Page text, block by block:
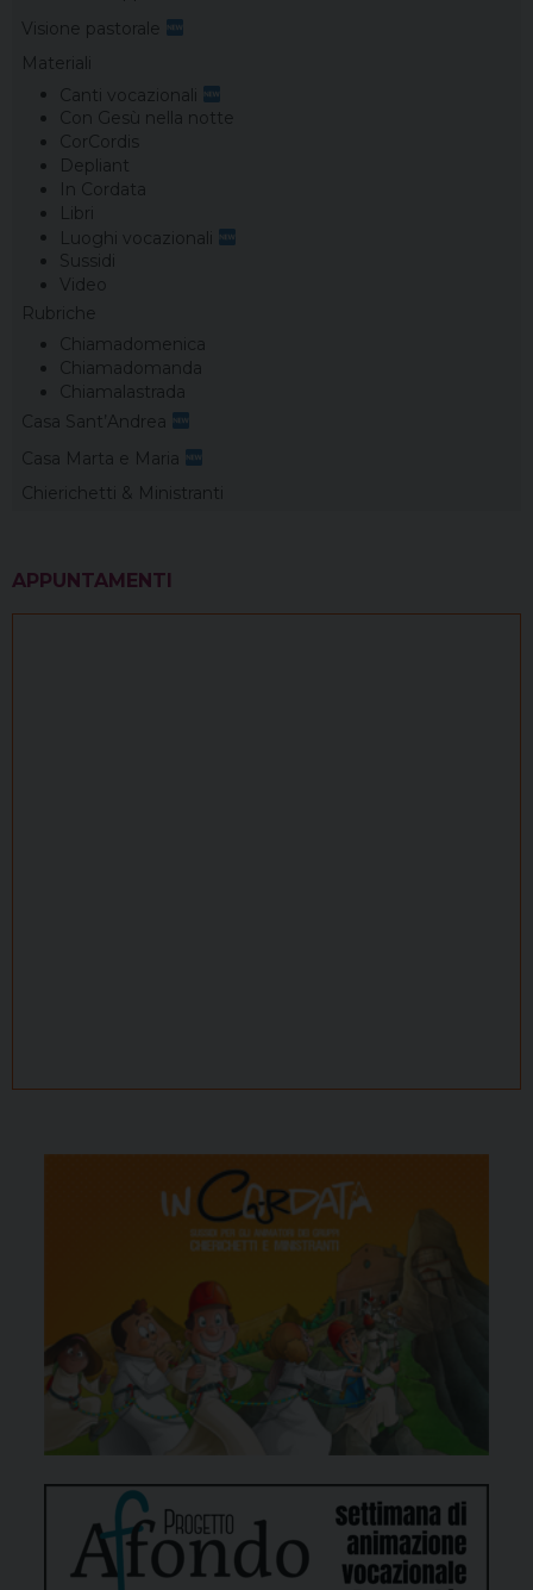
Visione pastorale
Materiali
Canti vocazionali
Con Gesù nella notte
CorCordis
Depliant
In Cordata
Libri
Luoghi vocazionali
Sussidi
Video
Rubriche
Chiamadomenica
Chiamadomanda
Chiamalastrada
Casa Sant’Andrea
Casa Marta e Maria
Chierichetti & Ministranti
APPUNTAMENTI